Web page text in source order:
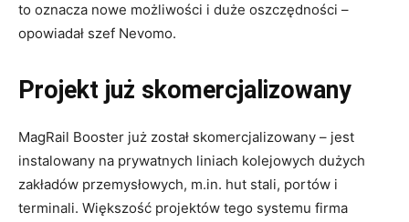
to oznacza nowe możliwości i duże oszczędności –
opowiadał szef Nevomo.
Projekt już skomercjalizowany
MagRail Booster już został skomercjalizowany – jest
instalowany na prywatnych liniach kolejowych dużych
zakładów przemysłowych, m.in. hut stali, portów i
terminali. Większość projektów tego systemu firma